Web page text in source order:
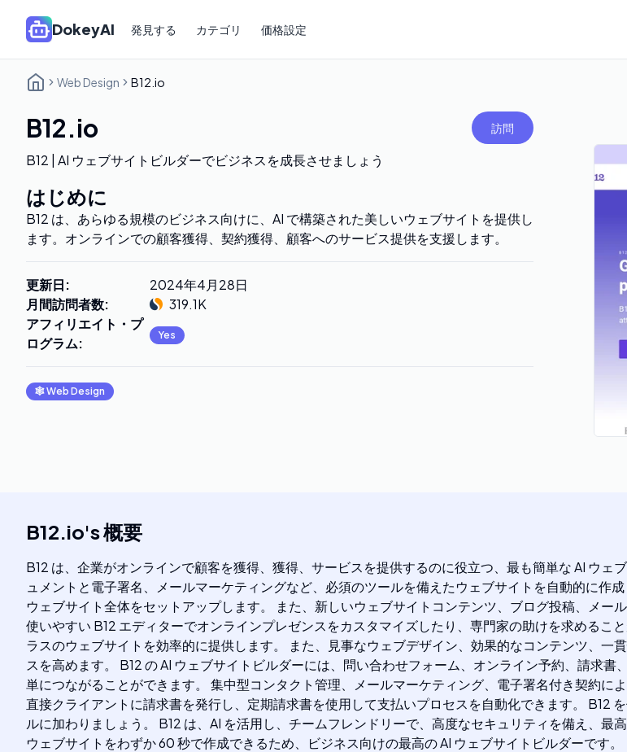
DokeyAI 発見する カテゴリ 価格設定
Web Design B12.io
B12.io 訪問
B12 | AI ウェブサイトビルダーでビジネスを成長させましょう
はじめに
B12 は、あらゆる規模のビジネス向けに、AI で構築された美しいウェブサイトを提供し
ます。オンラインでの顧客獲得、契約獲得、顧客へのサービス提供を支援します。
更新日:
2024年4月28日
月間訪問者数:
319.1K
アフィリエイト・プ
ログラム: Yes
🕸Web Design
B12.io's概要
B12 は、企業がオンラインで顧客を獲得、獲得、サービスを提供するのに役立つ、最も簡単な AI ウェ
ュメントと電子署名、メールマーケティングなど、必須のツールを備えたウェブサイトを自動的に作
ウェブサイト全体をセットアップします。 また、新しいウェブサイトコンテンツ、ブログ投稿、メー
使いやすい B12 エディターでオンラインプレゼンスをカスタマイズしたり、専門家の助けを求めるこ
ラスのウェブサイトを効率的に提供します。 また、見事なウェブデザイン、効果的なコンテンツ、
スを高めます。 B12 の AI ウェブサイトビルダーには、問い合わせフォーム、オンライン予約、請求
単につながることができます。 集中型コンタクト管理、メールマーケティング、電子署名付き契約に
直接クライアントに請求書を発行し、定期請求書を使用して支払いプロセスを自動化できます。 B12
ルに加わりましょう。 B12 は、AI を活用し、チームフレンドリーで、高度なセキュリティを備え、
ウェブサイトをわずか 60 秒で作成できるため、ビジネス向けの最高の AI ウェブサイトビルダーです。